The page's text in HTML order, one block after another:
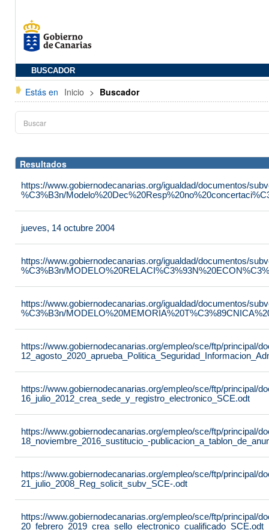
BUSCADOR
Estás en Inicio > Buscador
Resultados
https://www.gobiernodecanarias.org/igualdad/documentos/
%C3%B3n/
jueves, 14 octubre 2004
https://www.gobiernodecanarias.org/igualdad/documentos/
%C3%B3n/
https://www.gobiernodecanarias.org/igualdad/documentos/
%C3%B3n/
https://www.gobiernodecanarias.org/empleo/sce/ftp/principal/
https://www.gobiernodecanarias.org/empleo/sce/ftp/principal/
16_julio_2012_crea_sede_y_registro_electronico_SCE.odt
https://www.gobiernodecanarias.org/empleo/sce/ftp/principal/
18_noviembre_2016_sustitucio_-
https://www.gobiernodecanarias.org/empleo/sce/ftp/principal/
21_julio_2008_Reg_solicit_subv_SCE-.odt
https://www.gobiernodecanarias.org/empleo/sce/ftp/principal/
20_febrero_2019_crea_sello_electronico_cualificado_SCE.odt